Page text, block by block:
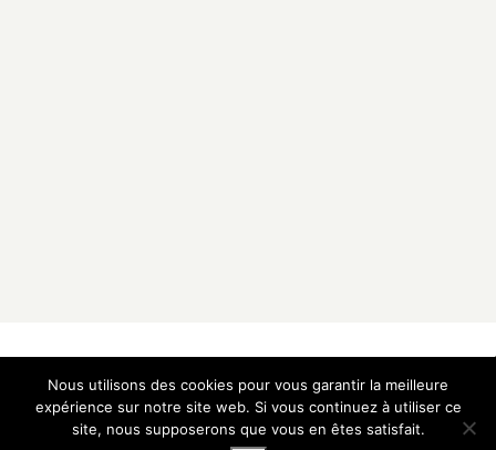
16 rue de Provence
75009 Paris — France
+33 1 48 00 91 00
Nous utilisons des cookies pour vous garantir la meilleure
expérience sur notre site web. Si vous continuez à utiliser ce
site, nous supposerons que vous en êtes satisfait.